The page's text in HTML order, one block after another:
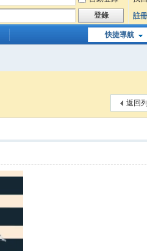
登錄 註
快捷導航
返回